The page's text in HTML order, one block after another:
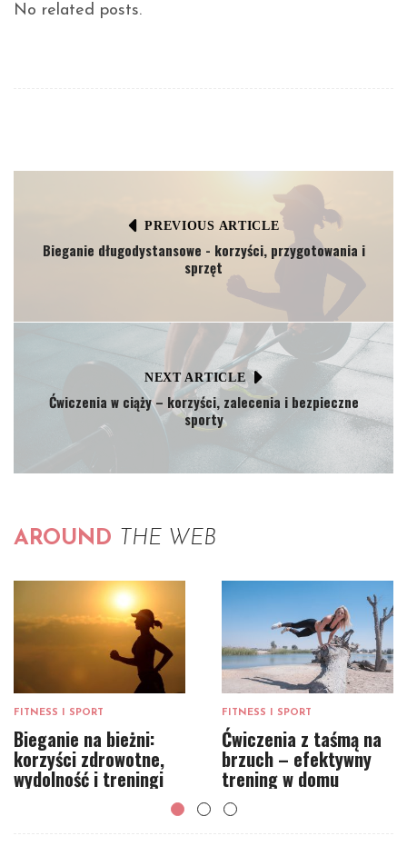
No related posts.
PREVIOUS ARTICLE
Bieganie długodystansowe - korzyści, przygotowania i
sprzęt
NEXT ARTICLE
Ćwiczenia w ciąży – korzyści, zalecenia i bezpieczne
sporty
AROUND THE WEB
FITNESS I SPORT
Bieganie na bieżni:
korzyści zdrowotne,
wydolność i treningi
FITNESS I SPORT
Ćwiczenia z taśmą na
brzuch – efektywny
trening w domu